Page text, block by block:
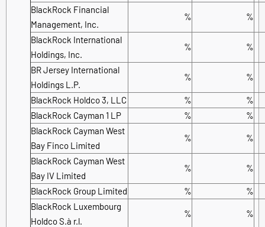
BlackRock Financial
Management, Inc.
% %
BlackRock International
Holdings, Inc.
% %
BR Jersey International
Holdings L.P.
% %
BlackRock Holdco 3, LLC %
%
BlackRock Cayman 1 LP
%
%
BlackRock Cayman West
Bay Finco Limited
% %
BlackRock Cayman West
Bay IV Limited
% %
BlackRock Group Limited %
%
BlackRock Luxembourg
Holdco S.à r.l.
% %